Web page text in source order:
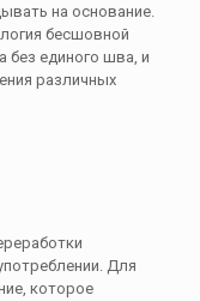
на основание.
бесшовной
без единого шва, и
различных
Для
которое